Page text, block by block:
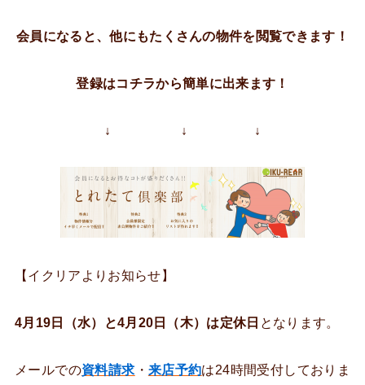
会員になると、他にもたくさんの物件を閲覧できます！
登録はコチラから簡単に出来ます！
↓ ↓ ↓
【イクリアよりお知らせ】
4月19日（水）と4月20日（木）は定休日 となります。
メールでの資料請求 ・ 来店予約は24時間受付しておりま